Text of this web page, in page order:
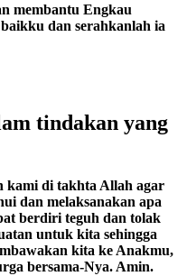
membantu Engkau
dan serahkanlah ia
tindakan yang
kami di takhta Allah agar
dan melaksanakan apa
berdiri teguh dan tolak
untuk kita sehingga
kita ke Anakmu,
bersama-Nya. Amin.